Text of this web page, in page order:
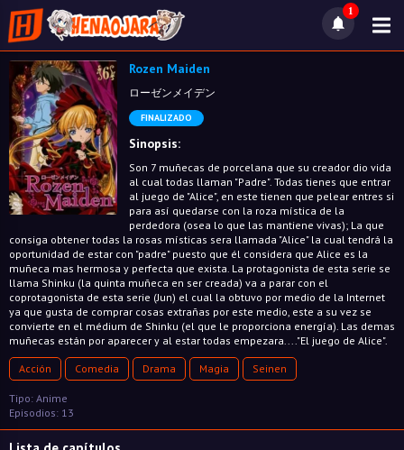
1
Rozen Maiden
ローゼンメイデン
FINALIZADO
Sinopsis:
Son 7 muñecas de porcelana que su creador dio vida
al cual todas llaman "Padre". Todas tienes que entrar
al juego de "Alice", en este tienen que pelear entres si
para así quedarse con la roza mística de la
perdedora (osea lo que las mantiene vivas); La que
consiga obtener todas la rosas místicas sera llamada "Alice" la cual tendrá la
oportunidad de estar con "padre" puesto que él considera que Alice es la
muñeca mas hermosa y perfecta que exista. La protagonista de esta serie se
llama Shinku (la quinta muñeca en ser creada) va a parar con el
coprotagonista de esta serie (Jun) el cual la obtuvo por medio de la Internet
ya que gusta de comprar cosas extrañas por este medio, este a su vez se
convierte en el médium de Shinku (el que le proporciona energía). Las demas
muñecas están por aparecer y al estar todas empezara...."El juego de Alice".
Acción Comedia Drama Magia Seinen
Tipo: Anime
Episodios: 13